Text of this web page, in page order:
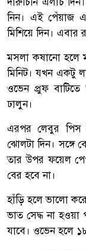
নিন। এই পেঁয়াজ
মিশিয়ে দিন। এবার
মসলা কষানো হলে
মিনিট। যখন একটু
ওভেন প্রুফ
ঢালুন।
এরপর লেবুর পিস
ঝোলটা দিন। সঙ্গে
তার উপর ফয়েল
বের হবে না।
হাঁড়ি হলে ভালো
ভাত সেদ্ধ না হওয়া
যাবে। ওভেন হলে